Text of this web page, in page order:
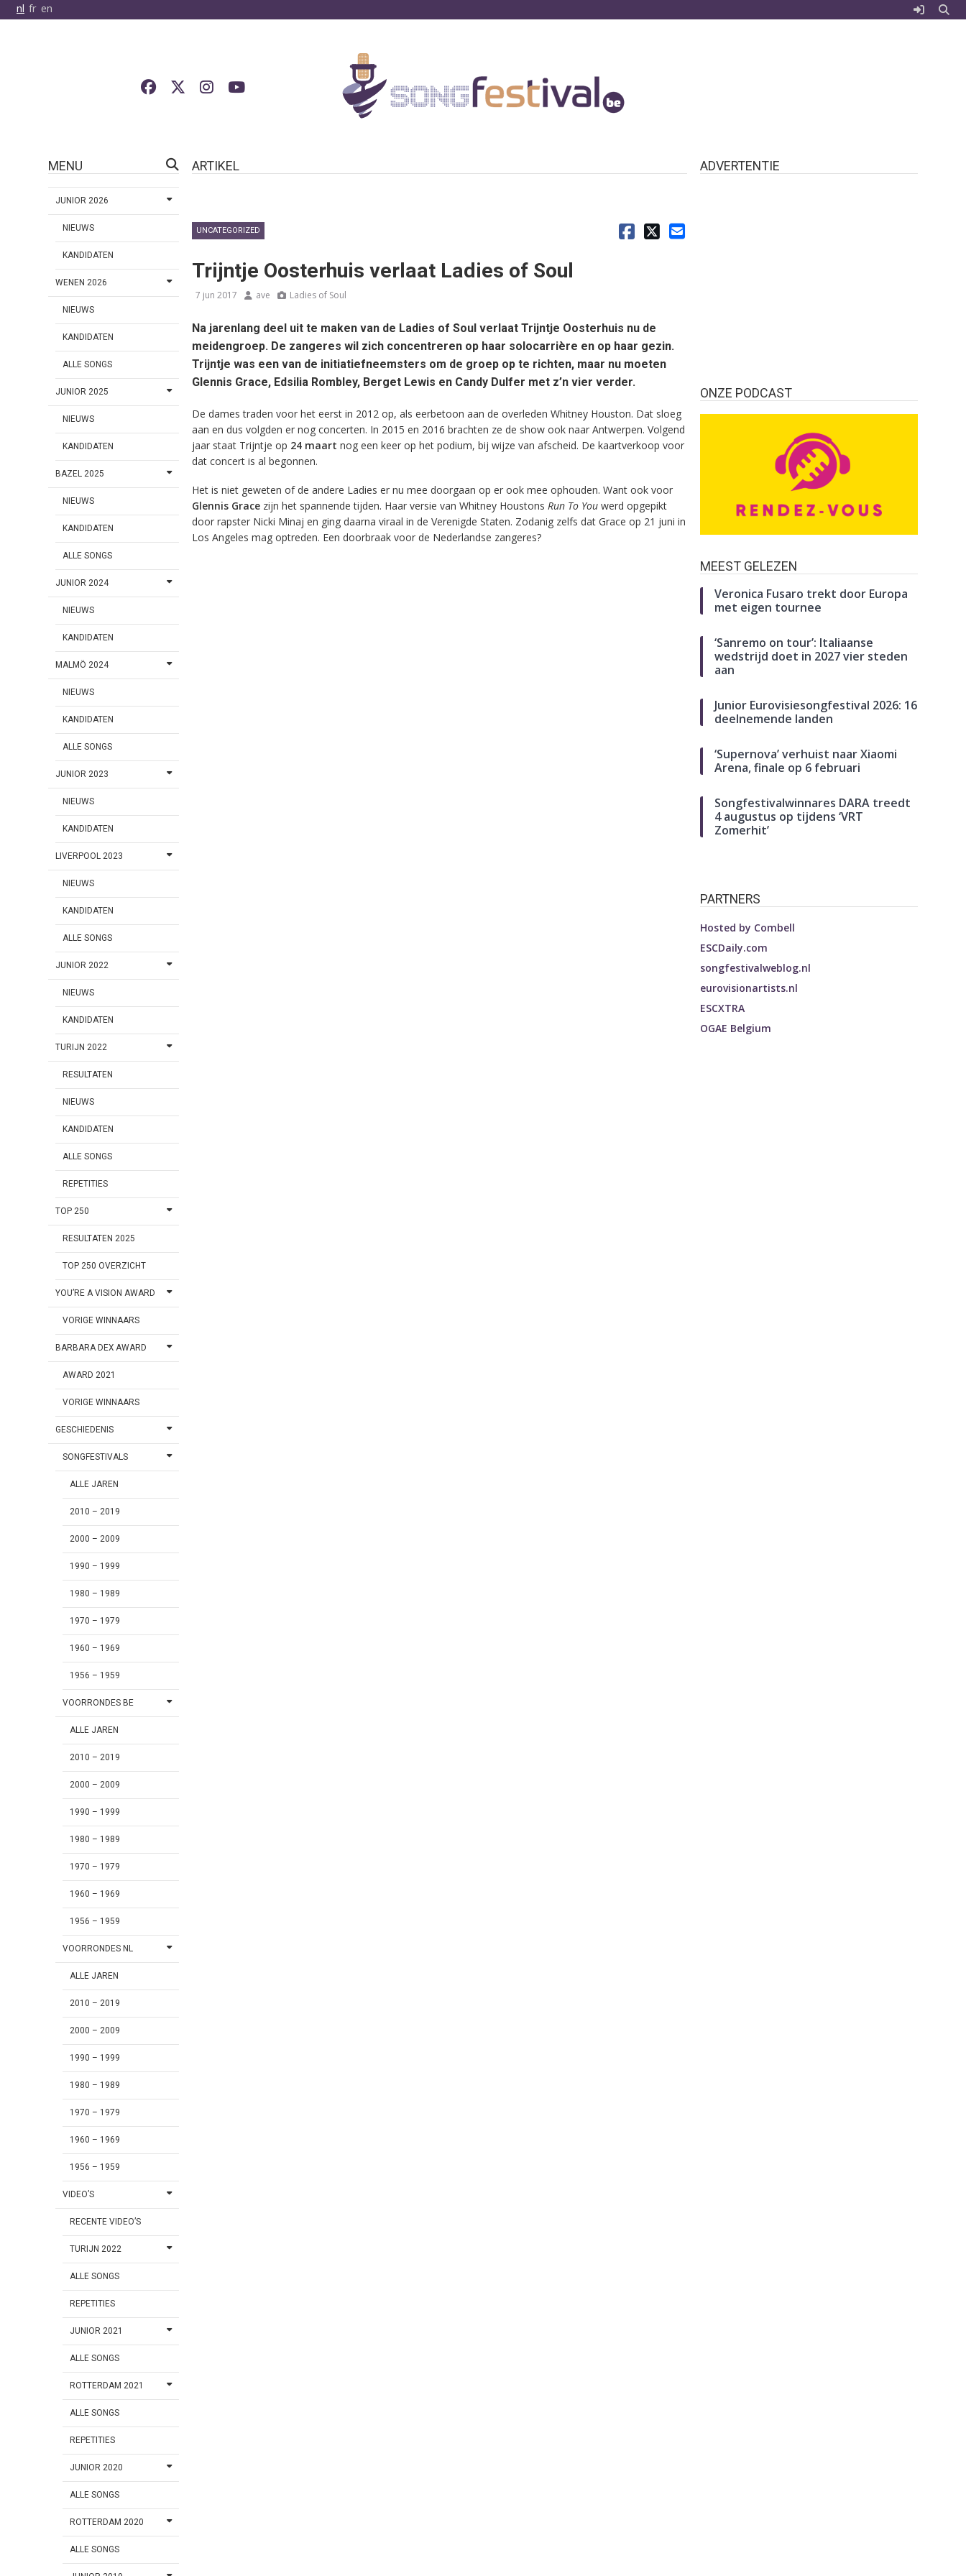
nl fr en
MENU
JUNIOR 2026
NIEUWS
KANDIDATEN
WENEN 2026
NIEUWS
KANDIDATEN
ALLE SONGS
JUNIOR 2025
NIEUWS
KANDIDATEN
BAZEL 2025
NIEUWS
KANDIDATEN
ALLE SONGS
JUNIOR 2024
NIEUWS
KANDIDATEN
MALMÖ 2024
NIEUWS
KANDIDATEN
ALLE SONGS
JUNIOR 2023
NIEUWS
KANDIDATEN
LIVERPOOL 2023
NIEUWS
KANDIDATEN
ALLE SONGS
JUNIOR 2022
NIEUWS
KANDIDATEN
TURIJN 2022
RESULTATEN
NIEUWS
KANDIDATEN
ALLE SONGS
REPETITIES
TOP 250
RESULTATEN 2025
TOP 250 OVERZICHT
YOU’RE A VISION AWARD
VORIGE WINNAARS
BARBARA DEX AWARD
AWARD 2021
VORIGE WINNAARS
GESCHIEDENIS
SONGFESTIVALS
ALLE JAREN
2010 – 2019
2000 – 2009
1990 – 1999
1980 – 1989
1970 – 1979
1960 – 1969
1956 – 1959
VOORRONDES BE
ALLE JAREN
2010 – 2019
2000 – 2009
1990 – 1999
1980 – 1989
1970 – 1979
1960 – 1969
1956 – 1959
VOORRONDES NL
ALLE JAREN
2010 – 2019
2000 – 2009
1990 – 1999
1980 – 1989
1970 – 1979
1960 – 1969
1956 – 1959
VIDEO’S
RECENTE VIDEO’S
TURIJN 2022
ALLE SONGS
REPETITIES
JUNIOR 2021
ALLE SONGS
ROTTERDAM 2021
ALLE SONGS
REPETITIES
JUNIOR 2020
ALLE SONGS
ROTTERDAM 2020
ALLE SONGS
ARTIKEL
UNCATEGORIZED
Trijntje Oosterhuis verlaat Ladies of Soul
7 jun 2017 ave Ladies of Soul
Na jarenlang deel uit te maken van de Ladies of Soul verlaat Trijntje Oosterhuis nu de
meidengroep. De zangeres wil zich concentreren op haar solocarrière en op haar gezin.
Trijntje was een van de initiatiefneemsters om de groep op te richten, maar nu moeten
Glennis Grace, Edsilia Rombley, Berget Lewis en Candy Dulfer met z’n vier verder.
De dames traden voor het eerst in 2012 op, als eerbetoon aan de overleden Whitney Houston. Dat sloeg
aan en dus volgden er nog concerten. In 2015 en 2016 brachten ze de show ook naar Antwerpen. Volgend
jaar staat Trijntje op 24 maart nog een keer op het podium, bij wijze van afscheid. De kaartverkoop voor
dat concert is al begonnen.
Het is niet geweten of de andere Ladies er nu mee doorgaan op er ook mee ophouden. Want ook voor
Glennis Gracezijn het spannende tijden. Haar versie van Whitney Houstons Run To Youwerd opgepikt
door rapster Nicki Minaj en ging daarna viraal in de Verenigde Staten. Zodanig zelfs dat Grace op 21 juni in
Los Angeles mag optreden. Een doorbraak voor de Nederlandse zangeres?
ADVERTENTIE
ONZE PODCAST
MEEST GELEZEN
Veronica Fusaro trekt door Europa
met eigen tournee
‘Sanremo on tour’: Italiaanse
wedstrijd doet in 2027 vier steden
aan
Junior Eurovisiesongfestival 2026: 16
deelnemende landen
‘Supernova’ verhuist naar Xiaomi
Arena, finale op 6 februari
Songfestivalwinnares DARA treedt
4 augustus op tijdens ‘VRT
Zomerhit’
PARTNERS
Hosted by Combell
ESCDaily.com
songfestivalweblog.nl
eurovisionartists.nl
ESCXTRA
OGAE Belgium